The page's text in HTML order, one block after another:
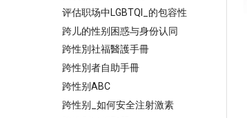
评估职场中LGBTQI_的包容性
跨儿的性别困惑与身份认同
跨性別社福醫護手冊
跨性別者自助手冊
跨性别ABC
跨性别_如何安全注射激素